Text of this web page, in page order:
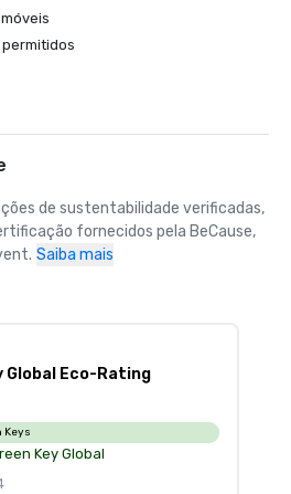
de sustentabilidade verificadas,
fornecidos pela BeCause,
Saiba mais
Global Eco-Rating
Keys
Key Global